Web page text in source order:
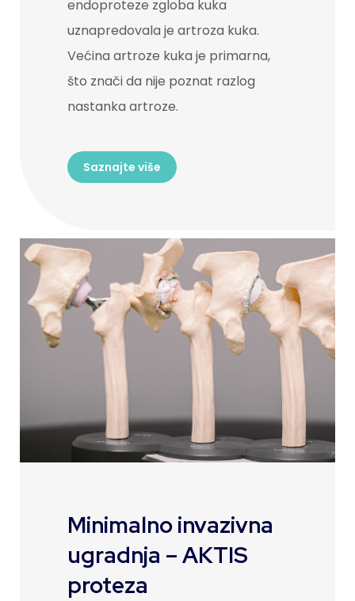
endoproteze zgloba kuka
uznapredovala je artroza kuka.
Većina artroze kuka je primarna,
što znači da nije poznat razlog
nastanka artroze.
Saznajte više
Minimalno invazivna
ugradnja – AKTIS
proteza